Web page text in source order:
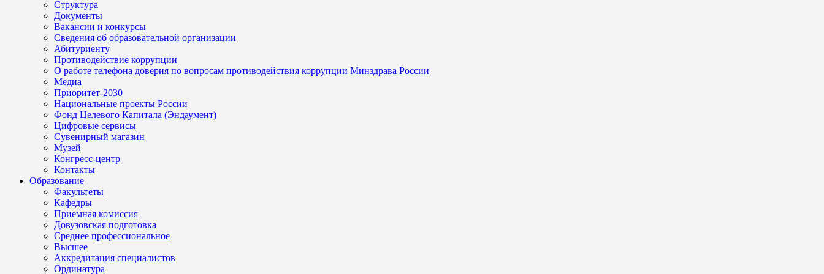
Структура
Документы
Вакансии и конкурсы
Сведения об образовательной организации
Абитуриенту
Противодействие коррупции
О работе телефона доверия по вопросам противодействия коррупции Минздрава России
Медиа
Приоритет-2030
Национальные проекты России
Фонд Целевого Капитала (Эндаумент)
Цифровые сервисы
Сувенирный магазин
Музей
Конгресс-центр
Контакты
Образование
Факультеты
Кафедры
Приемная комиссия
Довузовская подготовка
Среднее профессиональное
Высшее
Аккредитация специалистов
Ординатура